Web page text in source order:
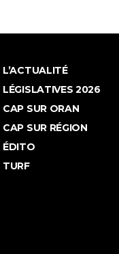
L’ACTUALITÉ
LÉGISLATIVES 2026
CAP SUR ORAN
CAP SUR RÉGION
ÉDITO
TURF